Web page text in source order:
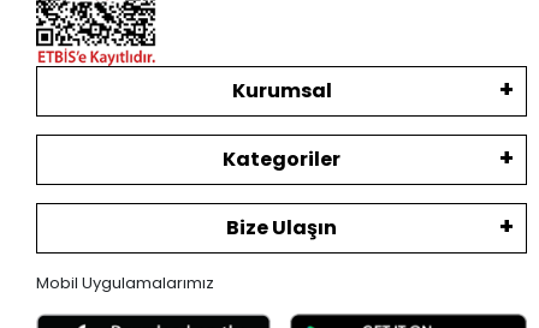
Kurumsal
Kategoriler
Bize Ulaşın
Mobil Uygulamalarımız